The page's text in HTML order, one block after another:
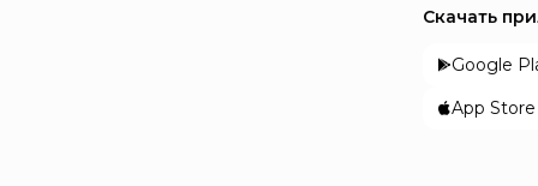
Скачать
Google
App Store